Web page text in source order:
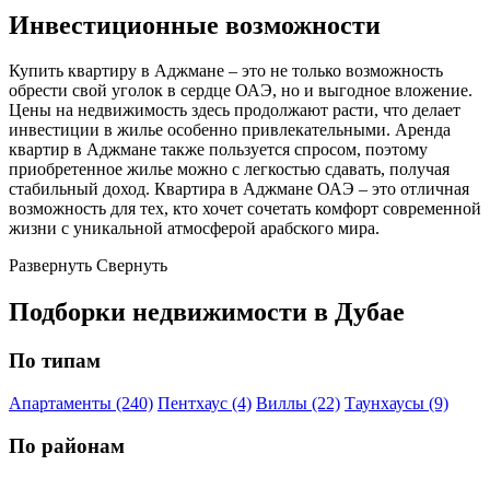
Инвестиционные возможности
Купить квартиру в Аджмане – это не только возможность
обрести свой уголок в сердце ОАЭ, но и выгодное вложение.
Цены на недвижимость здесь продолжают расти, что делает
инвестиции в жилье особенно привлекательными. Аренда
квартир в Аджмане также пользуется спросом, поэтому
приобретенное жилье можно с легкостью сдавать, получая
стабильный доход. Квартира в Аджмане ОАЭ – это отличная
возможность для тех, кто хочет сочетать комфорт современной
жизни с уникальной атмосферой арабского мира.
Развернуть Свернуть
Подборки недвижимости в Дубае
По типам
Апартаменты (240) Пентхаус (4) Виллы (22) Таунхаусы (9)
По районам